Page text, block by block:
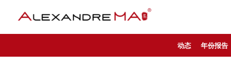
动态 年份报告